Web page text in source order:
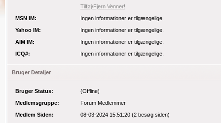
Tilføj/Fjern Venner!
MSN IM:
Ingen informationer er tilgængelige.
Yahoo IM:
Ingen informationer er tilgængelige.
AIM IM:
Ingen informationer er tilgængelige.
ICQ#:
Ingen informationer er tilgængelige.
Bruger Detaljer
Bruger Status:
(Offline)
Medlemsgruppe:
Forum Medlemmer
Medlem Siden:
08-03-2024 15:51:20 (2 besøg siden)